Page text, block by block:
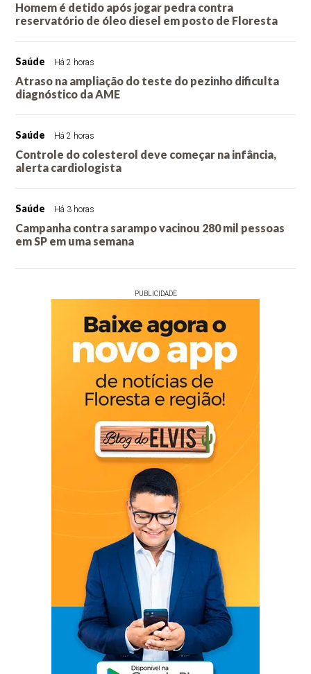
Homem é detido após jogar pedra contra
reservatório de óleo diesel em posto de Floresta
Saúde Há 2 horas
Atraso na ampliação do teste do pezinho dificulta
diagnóstico da AME
Saúde Há 2 horas
Controle do colesterol deve começar na infância,
alerta cardiologista
Saúde Há 3 horas
Campanha contra sarampo vacinou 280 mil pessoas
em SP em uma semana
PUBLICIDADE